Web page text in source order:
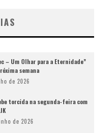
– Um Olhar para a Eternidade”
semana
de 2026
torcida na segunda-feira com
de 2026